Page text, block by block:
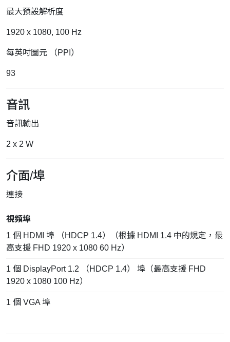
最大預設解析度
1920 x 1080, 100 Hz
每英吋圖元 （PPI）
93
音訊
音訊輸出
2 x 2 W
介面/埠
連接
視頻埠
1 個 HDMI 埠 （HDCP 1.4）（根據 HDMI 1.4 中的規定，最
高支援 FHD 1920 x 1080 60 Hz）
1 個 DisplayPort 1.2 （HDCP 1.4） 埠（最高支援 FHD
1920 x 1080 100 Hz）
1 個 VGA 埠